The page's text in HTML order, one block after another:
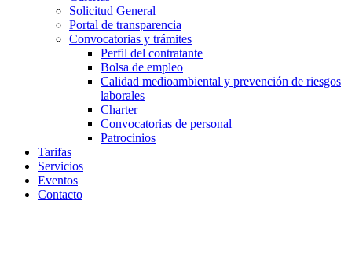
Solicitud General
Portal de transparencia
Convocatorias y trámites
Perfil del contratante
Bolsa de empleo
Calidad medioambiental y prevención de riesgos
laborales
Charter
Convocatorias de personal
Patrocinios
Tarifas
Servicios
Eventos
Contacto